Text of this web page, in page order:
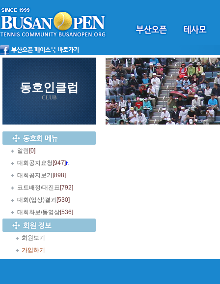
동호인클럽
CLUB
알림 [0]
대회공지요청 [947]
대회공지보기 [898]
코트배정/대진표 [792]
대회(입상)결과[530]
대회화보/동영상[536]
회원보기
가입하기